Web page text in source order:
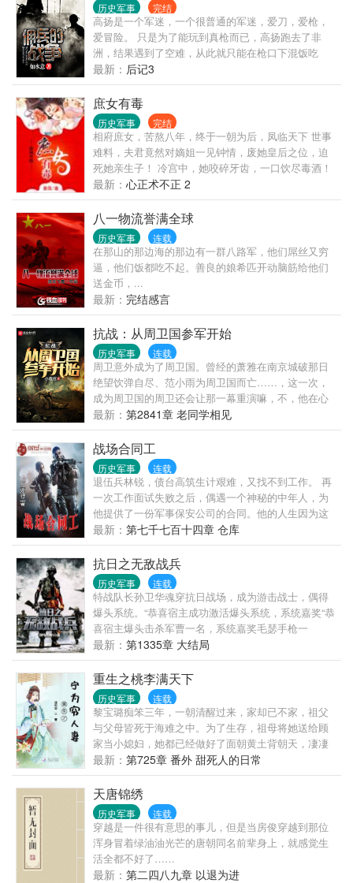
历史军事 完结
高扬是一个军迷，一个很普通的军迷，爱刀，爱枪，
爱冒险。 只是为了能玩到真枪而已，高扬跑去了非
洲，结果遇到了空难，从此就只能在枪口下混饭吃
了，因为他成了一个雇佣兵。 一个军迷，能在国际佣
兵界达到什么样的高度？ 请拭目以待吧。 ...
最新： 后记3
庶女有毒
历史军事 完结
相府庶女，苦熬八年，终于一朝为后，凤临天下 世事
难料，夫君竟然对嫡姐一见钟情，废她皇后之位，迫
死她亲生子！ 冷宫中，她咬碎牙齿，一口饮尽毒酒！
对天发誓，若有来生，再不与人为善，绝不入宫，誓
不为后！ 丞相府里，庶女重生，恶女归来： 嫡母恶
毒？巧计送你上黄泉！ 嫡姐伪善？狠狠撕开你美人
皮！ 庶妹陷害？直接丢去乱葬岗！ 既然不让我好好过
日子，谁也别想活！ 本打算离那些祸害发光体越远越
好 谁知男人心，海底针，捞不上，猜不透 发誓要彻底
远离的男人却为她要死要活 上辈子的死敌表示暗恋她
很多年了 还不幸被一只天底下最俊俏的无赖缠上 她重
活一世只想低调做人，这些人却恨不得拉她接受万民
膜拜。 看来，她这辈子的清静生活——还很遥远……
最新： 心正术不正 2
八一物流誉满全球
历史军事 连载
在那山的那边海的那边有一群八路军，他们屌丝又穷
逼，他们饭都吃不起。善良的娘希匹开动脑筋给他们
送金币，...
最新： 完结感言
抗战：从周卫国参军开始
历史军事 连载
周卫意外成为了周卫国。曾经的萧雅在南京城破那日
绝望饮弹自尽、范小雨为周卫国而亡……，这一次，
成为周卫国的周卫还会让那一幕重演嘛，不，他在心
中，绝对不会让那一切在发生。他要有手中的刺刀和
枪，告诉毫无人性的日军，我华夏虽弱，但不是任谁
都能来欺辱，就算你能过来，我也要你付出惨重的的
代价。
最新： 第2841章 老同学相见
战场合同工
历史军事 连载
退伍兵林锐，债台高筑生计艰难，又找不到工作。 再
一次工作面试失败之后，偶遇一个神秘的中年人，为
他提供了一份军事保安公司的合同。他的人生因为这
份合同从此改变。他成了一个活跃在世界战场上的合
同制员工。 转战世界各地，在热点地区执行高度危险
的任务。从默默无闻的战场炮灰，到声名赫赫的佣兵
之王。
最新： 第七千七百十四章 仓库
抗日之无敌战兵
历史军事 连载
特战队长孙卫华魂穿抗日战场，成为游击战士，偶得
爆头系统。“恭喜宿主成功激活爆头系统，系统嘉奖“恭
喜宿主爆头击杀军曹一名，系统嘉奖毛瑟手枪一
把。”且看孙卫华如何在战场杀鬼子，灭汉奸，扬国
威，震敌胆。
最新： 第1335章 大结局
重生之桃李满天下
历史军事 连载
黎宝璐痴笨三年，一朝清醒过来，家却已不家，祖父
与父母皆死于海难之中。为了生存，祖母将她送给顾
家当小媳妇，她都已经做好了面朝黄土背朝天，凄凄
惨惨戚戚的心理准备，可到了人家家里却是被捧在手
心里的怎么办？新书《富二代修仙日常》已开坑，敬
请关注。请放心跳坑，已完结作品有《重生娘子在种
田》《农家小地主》《随身空间：玉石良缘》和《终
归田居》。读者群：307547705，敲门砖是雨竹名下的
任意主角名字，欢迎书友们进群聊天打发时间，不
对，是进行友好交流
最新： 第725章 番外 甜死人的日常
天唐锦绣
历史军事 连载
穿越是一件很有意思的事儿，但是当房俊穿越到那位
浑身冒着绿油油光芒的唐朝同名前辈身上，就感觉生
活全都不好了……
最新： 第二四八九章 以退为进